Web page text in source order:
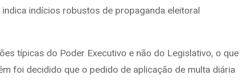
indícios robustos de propaganda eleitoral
típicas do Poder Executivo e não do Legislativo, o que
foi decidido que o pedido de aplicação de multa diária